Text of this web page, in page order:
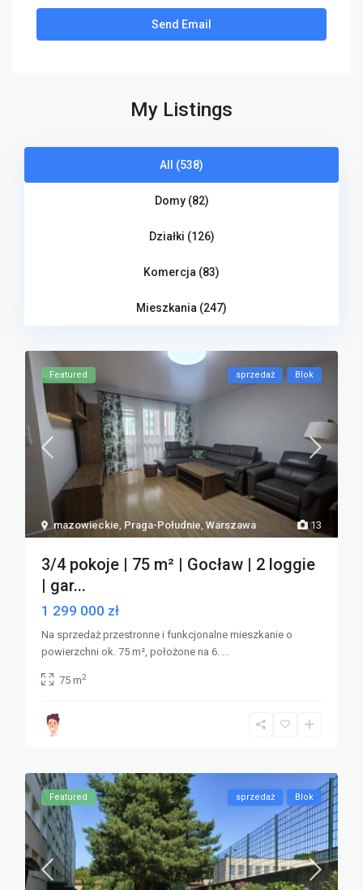
My Listings
All (538)
Domy (82)
Działki (126)
Komercja (83)
Mieszkania (247)
13
mazowieckie, Praga-Południe,Warszawa
Featured sprzedaż Blok
3/4 pokoje | 75 m² | Gocław | 2 loggie
| gar...
1 299 000 zł
Na sprzedaż przestronne i funkcjonalne mieszkanie o
powierzchni ok. 75 m², położone na 6. ...
75 m2
Featured sprzedaż Blok